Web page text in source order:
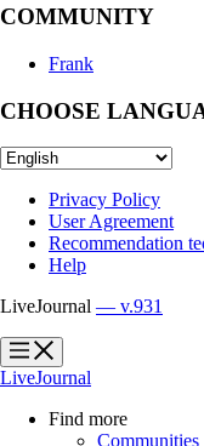
COMMUNITY
Frank
CHOOSE
Privacy Policy
User Agreement
Recommendation
Help
LiveJournal — v.931
?
?
LiveJournal
Find more
Communities